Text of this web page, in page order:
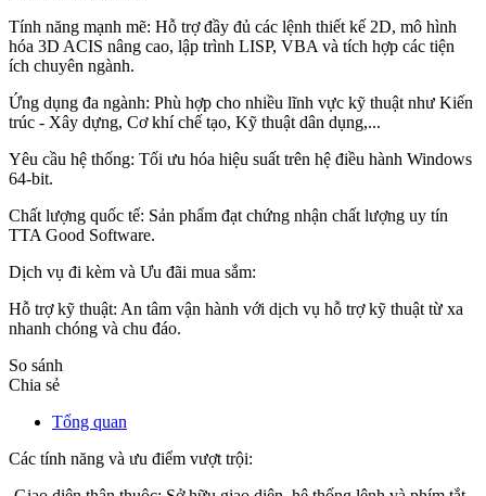
Tính năng mạnh mẽ: Hỗ trợ đầy đủ các lệnh thiết kế 2D, mô hình
hóa 3D ACIS nâng cao, lập trình LISP, VBA và tích hợp các tiện
ích chuyên ngành.
Ứng dụng đa ngành: Phù hợp cho nhiều lĩnh vực kỹ thuật như Kiến
trúc - Xây dựng, Cơ khí chế tạo, Kỹ thuật dân dụng,...
Yêu cầu hệ thống: Tối ưu hóa hiệu suất trên hệ điều hành Windows
64-bit.
Chất lượng quốc tế: Sản phẩm đạt chứng nhận chất lượng uy tín
TTA Good Software.
Dịch vụ đi kèm và Ưu đãi mua sắm:
Hỗ trợ kỹ thuật: An tâm vận hành với dịch vụ hỗ trợ kỹ thuật từ xa
nhanh chóng và chu đáo.
So sánh
Chia sẻ
Tổng quan
Các tính năng và ưu điểm vượt trội: